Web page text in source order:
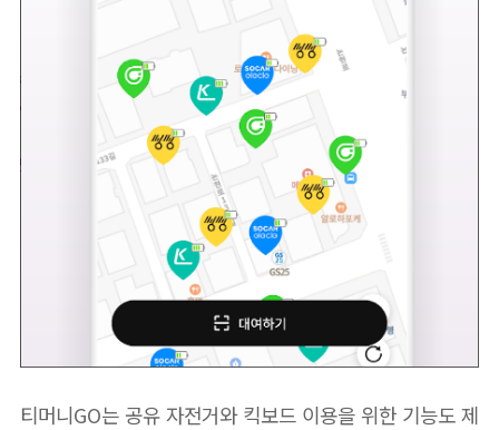
티머니GO는 공유 자전거와 킥보드 이용을 위한 기능도 제